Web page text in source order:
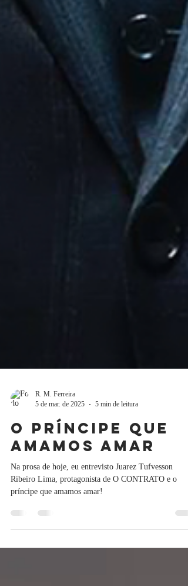
R. M. Ferreira
5 de mar. de 2025
5 min de leitura
o príncipe que
amamos amar
Na prosa de hoje, eu entrevisto Juarez Tufvesson
príncipe que amamos amar!